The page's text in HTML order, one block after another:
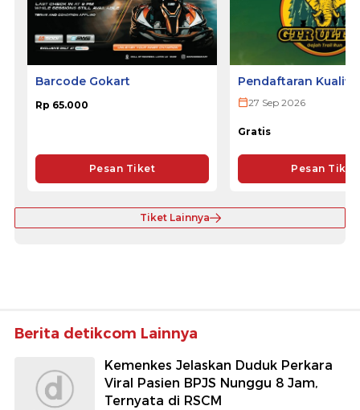
Barcode Gokart
Rp 65.000
Pesan Tiket
Pendaftaran
ULTRA 2026
27 Sep 2026
Gratis
Pesan Tiket
Tiket Lainnya
Berita detikcom Lainnya
Kemenkes Jelaskan Duduk Perkara
Viral Pasien BPJS Nunggu 8 Jam,
Ternyata di RSCM